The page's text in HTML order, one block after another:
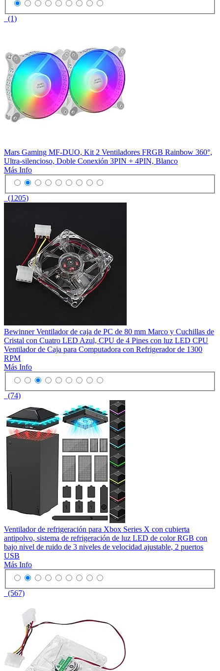
(1)
Mars Gaming MF-DUO, Kit 2 Ventiladores FRGB Rainbow 360°,
Ultra-silencioso, Doble Conexión 3PIN + 4PIN, Blanco
Más Info
(1205)
Bewinner Ventilador de caja de PC de 80 mm Marco y Cuchillas de
Cristal con Cuatro LED Azul, CPU de 4 Pines con luz LED CPU
Ventilador de Caja para Computadora con Refrigerador de 1300
RPM
Más Info
(74)
Ventilador de refrigeración para Xbox Series X con cubierta
antipolvo, sistema de refrigeración de luz LED de color RGB con
bajo nivel de ruido de 3 niveles de velocidad ajustable, 2 puertos
USB
Más Info
(567)